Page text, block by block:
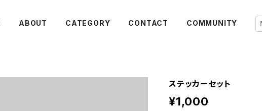
ABOUT CATEGORY CONTACT COMMUNITY
ステッカーセット
¥1,000